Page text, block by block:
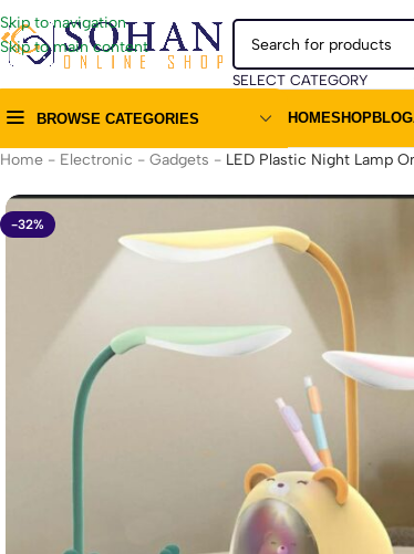
Skip to navigation
Skip to main content
SELECT CATEGORY
BROWSE CATEGORIES HOMESHOPBLOG
Home - Electronic - Gadgets - LED Plastic Night Lamp
-32%